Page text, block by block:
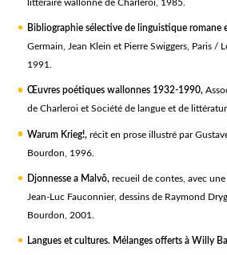
littéraire wallonne de Charleroi, 1985.
Bibliographie sélective de linguistique romane
Germain, Jean Klein et Pierre Swiggers, Paris /
1991.
Œuvres poétiques wallonnes 1932-1990,
de Charleroi et Société de langue et de
Warum Krieg!, récit en prose illustré par
Bourdon, 1996.
Djonnesse a Malvô, recueil de contes, avec
Jean-Luc Fauconnier, dessins de Raymond
Bourdon, 2001.
Langues et cultures. Mélanges offerts à Willy Bal